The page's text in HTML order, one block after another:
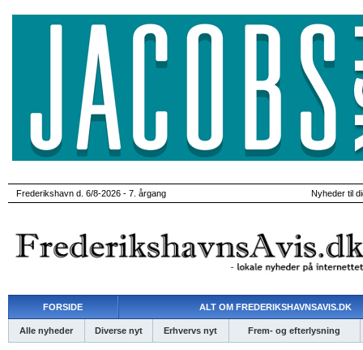
Frederikshavn d. 6/8-2026 - 7. årgang Nyheder til
FORSIDE ALT OM FREDERIKSHAVNSAVIS.DK
Alle nyheder Diverse nyt Erhvervs nyt Frem- og efterlysning